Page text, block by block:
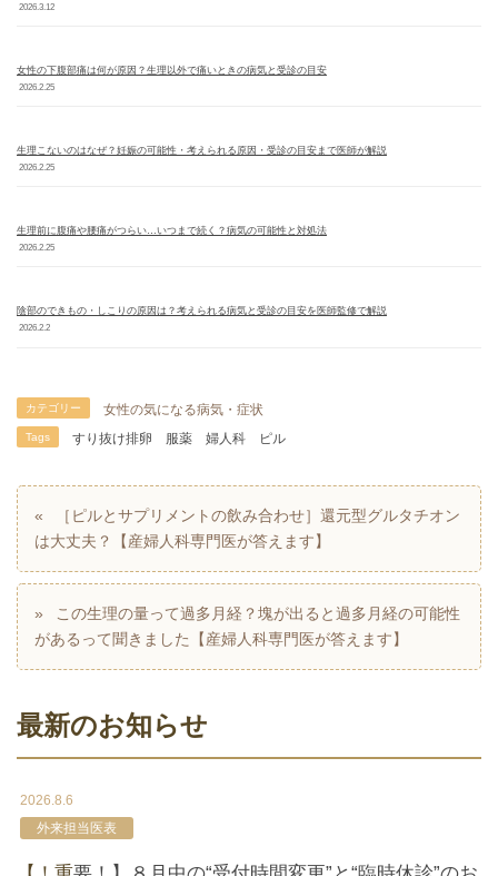
2026.3.12
女性の下腹部痛は何が原因？生理以外で痛いときの病気と受診の目安
2026.2.25
生理こないのはなぜ？妊娠の可能性・考えられる原因・受診の目安まで医師が解説
2026.2.25
生理前に腹痛や腰痛がつらい…いつまで続く？病気の可能性と対処法
2026.2.25
陰部のできもの・しこりの原因は？考えられる病気と受診の目安を医師監修で解説
2026.2.2
カテゴリー 女性の気になる病気・症状
Tags すり抜け排卵 服薬 婦人科 ピル
［ピルとサプリメントの飲み合わせ］還元型グルタチオン
は大丈夫？【産婦人科専門医が答えます】
この生理の量って過多月経？塊が出ると過多月経の可能性
があるって聞きました【産婦人科専門医が答えます】
最新のお知らせ
2026.8.6
外来担当医表